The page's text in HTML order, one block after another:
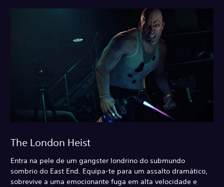
The London Heist
Entra na pele de um gangster londrino do submundo
sombrio do East End. Equipa-te para um assalto dramático,
sobrevive a uma emocionante fuga em alta velocidade e